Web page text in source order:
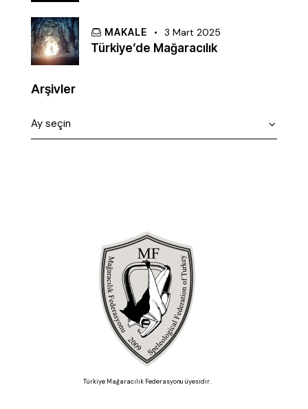
MAKALE 3 Mart 2025
Türkiye’de Mağaracılık
Arşivler
Türkiye Mağaracılık Federasyonu üyesidir.